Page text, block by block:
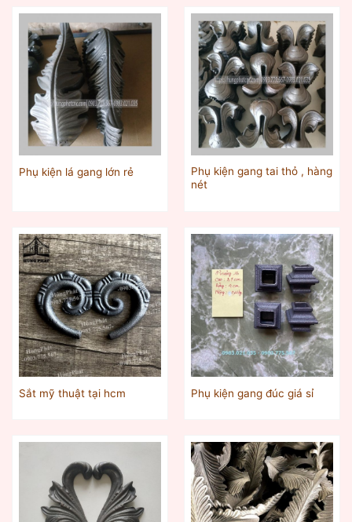
Phụ kiện lá gang lớn rẻ
Phụ kiện gang tai thỏ , hàng
nét
Sắt mỹ thuật tại hcm Phụ kiện gang đúc giá sỉ